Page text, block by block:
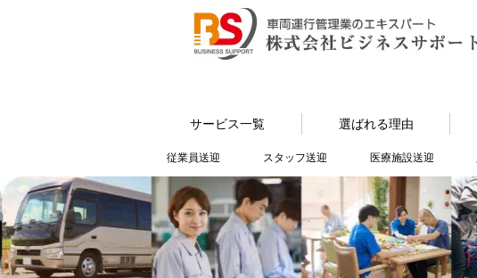
サービス一覧 選ばれる理由
従業員送迎 スタッフ送迎 医療施設送迎